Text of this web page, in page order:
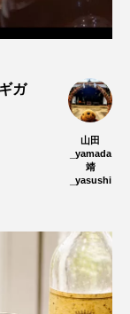
ガ
山田
_yamada
靖
_yasushi